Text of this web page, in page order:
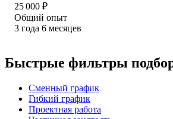
25 000 ₽
Общий опыт
3 года 6 месяцев
Быстрые фильтры
Сменный график
Гибкий график
Проектная работа